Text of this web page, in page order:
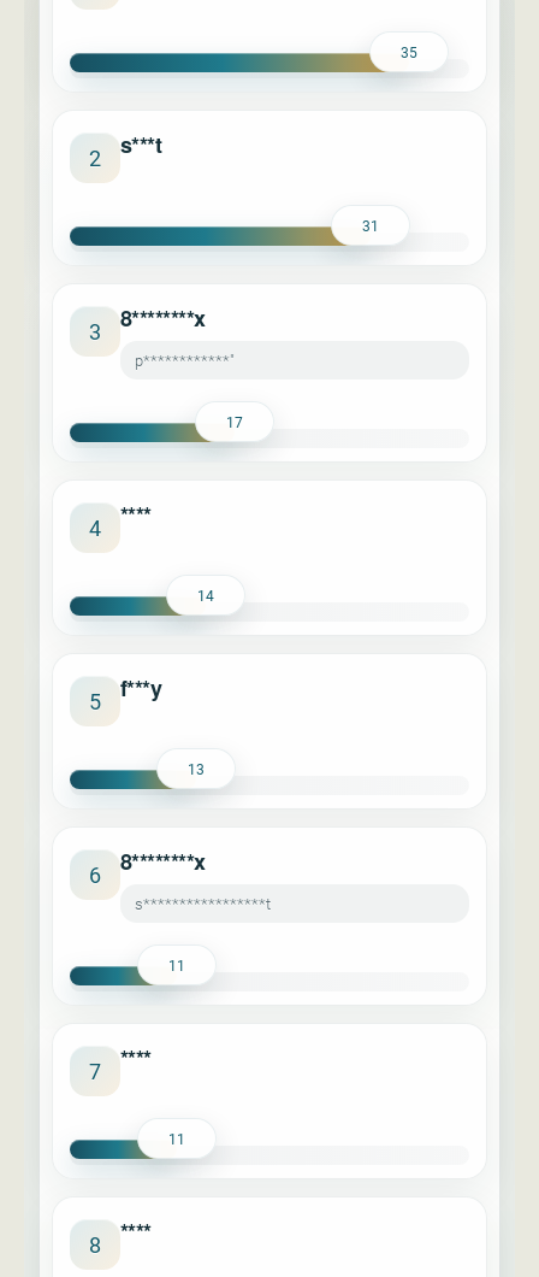
35
2 s***t
31
3 8********x
p************"
17
4 ****
14
5 f***y
13
6 8********x
s*****************t
11
7 ****
11
8 ****